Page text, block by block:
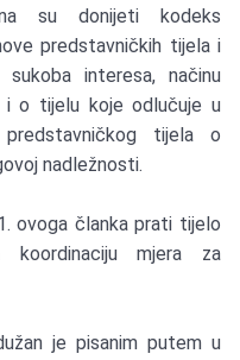
su donijeti kodeks
predstavničkih tijela i
interesa, načinu
i o tijelu koje odlučuje u
tijela o
nadležnosti.
ovoga članka prati tijelo
koordinaciju mjera za
je pisanim putem u